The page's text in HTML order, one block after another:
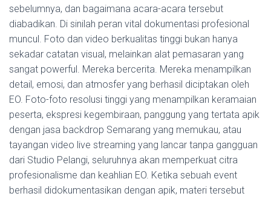
sebelumnya, dan bagaimana acara-acara tersebut
diabadikan. Di sinilah peran vital dokumentasi profesional
muncul. Foto dan video berkualitas tinggi bukan hanya
sekadar catatan visual, melainkan alat pemasaran yang
sangat powerful. Mereka bercerita. Mereka menampilkan
detail, emosi, dan atmosfer yang berhasil diciptakan oleh
EO. Foto-foto resolusi tinggi yang menampilkan keramaian
peserta, ekspresi kegembiraan, panggung yang tertata apik
dengan jasa backdrop Semarang yang memukau, atau
tayangan video live streaming yang lancar tanpa gangguan
dari Studio Pelangi, seluruhnya akan memperkuat citra
profesionalisme dan keahlian EO. Ketika sebuah event
berhasil didokumentasikan dengan apik, materi tersebut